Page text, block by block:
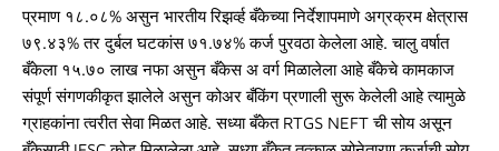
प्रमाण १८.०८% असुन भारतीय रिझर्व्ह बँकेच्या निर्देशापमाणे अग्रक्रम क्षेत्रास
७९.४३% तर दुर्बल घटकांस ७१.७४% कर्ज पुरवठा केलेला आहे. चालु वर्षात
बँकेला १५.७० लाख नफा असुन बँकेस अ वर्ग मिळालेला आहे बँकेचे कामकाज
संपूर्ण संगणकीकृत झालेले असुन कोअर बँकिंग प्रणाली सुरू केलेली आहे त्यामुळे
ग्राहकांना त्वरीत सेवा मिळत आहे. सध्या बँकेत RTGS NEFT ची सोय असून